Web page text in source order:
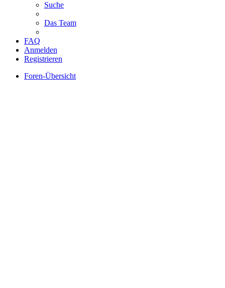
Suche
Das Team
FAQ
Anmelden
Registrieren
Foren-Übersicht